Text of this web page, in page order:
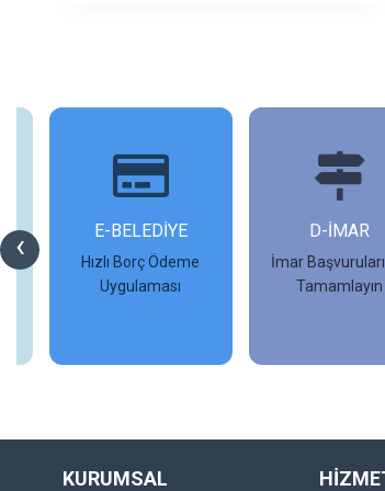
‹ E-BELEDİYE
Hızlı Borç Ödeme
Uygulaması
D-İMAR
İmar
Tamamlayın
KURUMSAL